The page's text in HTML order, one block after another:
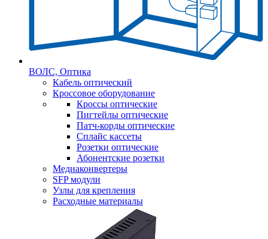
ВОЛС, Оптика
Кабель оптический
Кроссовое оборудование
Кроссы оптические
Пигтейлы оптические
Патч-корды оптические
Сплайс кассеты
Розетки оптические
Абонентские розетки
Медиаконвертеры
SFP модули
Узлы для крепления
Расходные материалы